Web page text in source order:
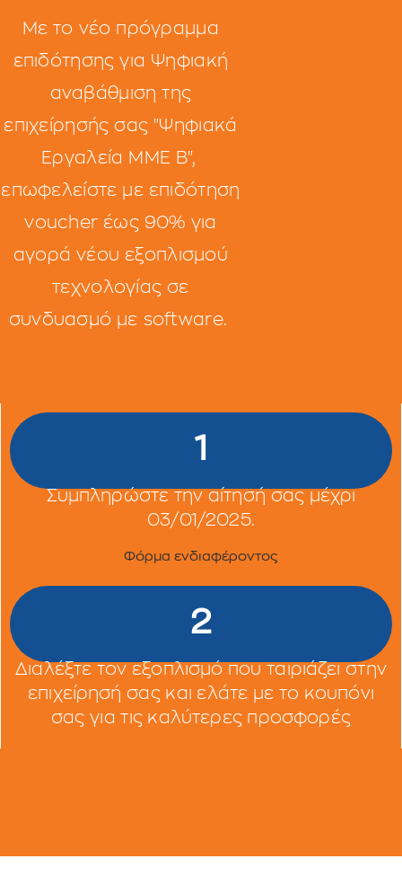
Με το νέο πρόγραμμα
επιδότησης για Ψηφιακή
αναβάθμιση της
επιχείρησής σας "Ψηφιακά
Εργαλεία ΜΜΕ Β",
επωφελείστε με επιδότηση
voucher έως 90% για
αγορά νέου εξοπλισμού
τεχνολογίας σε
συνδυασμό με software.
1
Συμπληρώστε την αίτησή σας μέχρι
03/01/2025.
Φόρμα ενδιαφέροντος
2
Διαλέξτε τον εξοπλισμό που ταιριάζει στην
επιχείρησή σας και ελάτε με το κουπόνι
σας για τις καλύτερες προσφορές